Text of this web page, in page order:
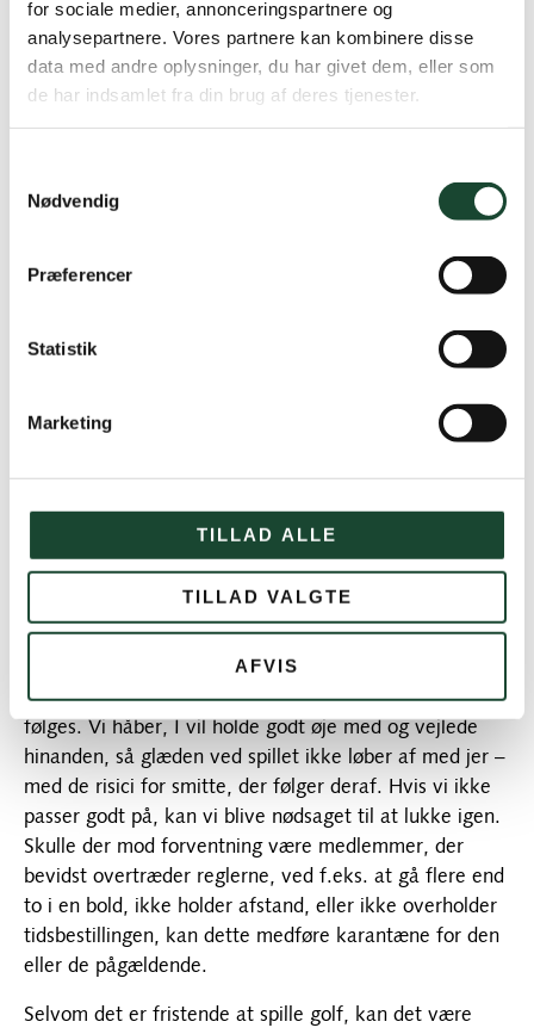
for sociale medier, annonceringspartnere og
analysepartnere. Vores partnere kan kombinere disse
data med andre oplysninger, du har givet dem, eller som
de har indsamlet fra din brug af deres tjenester.
Nødvendig
Præferencer
Statistik
Marketing
TILLAD ALLE
TILLAD VALGTE
AFVIS
spilles med oplæg også i bunkers. Der kan
naturligvis
ikke
handicapreguleres i denne periode,
hvor putts gives og hulkopperne evt. løftes.
Der er følgende regler for tidsbestillingtil og med 13.4.
Du kan booke tider 5 dage frem
samtidigt
Der kan maksimalt bookes 2 personer pr. starttid.
medmindre vedkommende er familiemedlem eller
omklædning, toiletter og bagrum. Det vil være muligt
at hente bags på mandag d. 6.4. mellem 15:00-16:00,
ved forudgående kontakt til Christian Tage Hansen
(svar på denne mail), så der ikke er for mange der
Bestyrelsen vil gerne indskærpe, at disse regler SKAL
følges. Vi håber, I vil holde godt øje med og vejlede
hinanden, så glæden ved spillet ikke løber af med jer –
med de risici for smitte, der følger deraf. Hvis vi ikke
passer godt på, kan vi blive nødsaget til at lukke igen.
Skulle der mod forventning være medlemmer, der
bevidst overtræder reglerne, ved f.eks. at gå flere end
to i en bold, ikke holder afstand, eller ikke overholder
tidsbestillingen, kan dette medføre karantæne for den
eller de pågældende.
Selvom det er fristende at spille golf, kan det være